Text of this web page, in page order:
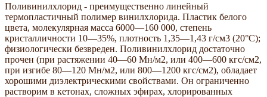
Поливинилхлорид - преимущественно линейный
термопластичный полимер винилхлорида. Пластик белого
цвета, молекулярная масса 6000—160 000, степень
кристалличности 10—35%, плотность 1,35—1,43 г/см3 (20°С);
физиологически безвреден. Поливинилхлорид достаточно
прочен (при растяжении 40—60 Мн/м2, или 400—600 кгс/см2,
при изгибе 80—120 Мн/м2, или 800—1200 кгс/см2), обладает
хорошими диэлектрическими свойствами. Он ограниченно
растворим в кетонах, сложных эфирах, хлорированных